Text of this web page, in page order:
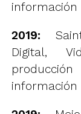
información
2019:
Digital,
información